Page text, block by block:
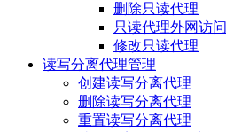
删除只读代理
只读代理外网访问
修改只读代理
读写分离代理管理
创建读写分离代理
删除读写分离代理
重置读写分离代理